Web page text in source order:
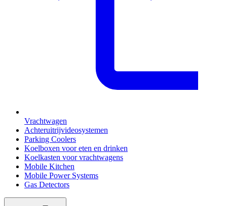
Vrachtwagen
Achteruitrijvideosystemen
Parking Coolers
Koelboxen voor eten en drinken
Koelkasten voor vrachtwagens
Mobile Kitchen
Mobile Power Systems
Gas Detectors